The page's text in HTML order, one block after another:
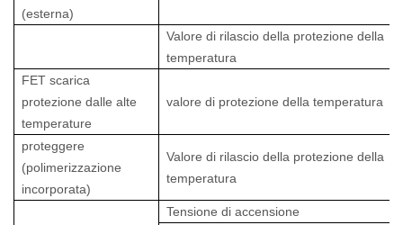
(esterna)
Valore di rilascio della protezione della
temperatura
FET scarica
protezione dalle alte
temperature
valore di protezione della temperatura
proteggere
(polimerizzazione
incorporata)
Valore di rilascio della protezione della
temperatura
Tensione di accensione